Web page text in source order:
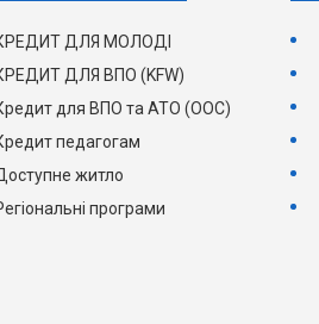
ДЛЯ МОЛОДІ
ДЛЯ ВПО (KFW)
для ВПО та АТО (ООС)
педагогам
житло
програми